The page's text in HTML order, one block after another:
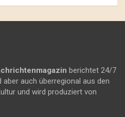
berichtet 24/7
auch überregional aus den
und wird produziert von